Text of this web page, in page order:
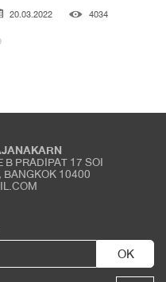
20.03.2022 4034
B PRADIPAT 17 SOI
BANGKOK 10400
OK